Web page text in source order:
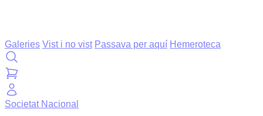
Galeries Vist i no vist Passava per aquí Hemeroteca
Societat Nacional